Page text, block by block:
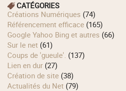
CATÉGORIES
Créations Numériques (74)
Référencement efficace (165)
Google Yahoo Bing et autres (66)
Sur le net (61)
Coups de 'gueule'. (137)
Lien en dur (27)
Création de site (38)
Actualités du Net (79)